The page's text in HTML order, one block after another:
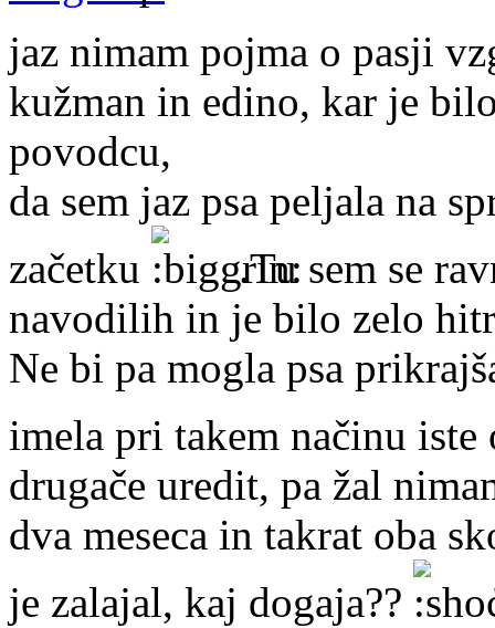
jaz nimam pojma o pasji
kužman in edino, kar je
povodcu,
da sem jaz psa peljala na
začetku
.Tu sem se
navodilih in je bilo zelo
Ne bi pa mogla psa
imela pri takem načinu
drugače uredit, pa žal
dva meseca in takrat oba
je zalajal, kaj dogaja??